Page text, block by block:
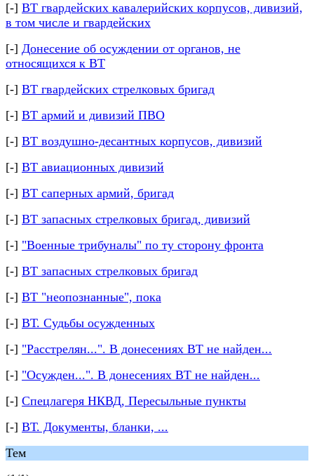
[-] ВТ гвардейских кавалерийских корпусов, дивизий,
в том числе и гвардейских
[-] Донесение об осуждении от органов, не
относящихся к ВТ
[-] ВТ гвардейских стрелковых бригад
[-] ВТ армий и дивизий ПВО
[-] ВТ воздушно-десантных корпусов, дивизий
[-] ВТ авиационных дивизий
[-] ВТ саперных армий, бригад
[-] ВТ запасных стрелковых бригад, дивизий
[-] "Военные трибуналы" по ту сторону фронта
[-] ВТ запасных стрелковых бригад
[-] ВТ "неопознанные", пока
[-] ВТ. Судьбы осужденных
[-] "Расстрелян...". В донесениях ВТ не найден...
[-] "Осужден...". В донесениях ВТ не найден...
[-] Спецлагеря НКВД, Пересыльные пункты
[-] ВТ. Документы, бланки, ...
Тем